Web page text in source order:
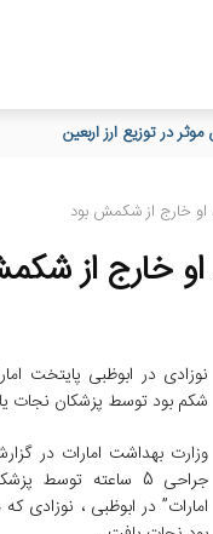
در توزیع ارز اربعین
او خارج از شکمش بود
خارج از
نوزادی در ابوظبی پایتخت
شکم بود توسط پزشکان نجات
وزارت بهداشت امارات در
جراحی 5 ساعته
امارات” در ابوظبی ،